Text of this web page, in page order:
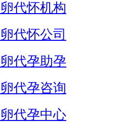
代怀机构
代怀公司
代孕助孕
代孕咨询
代孕中心